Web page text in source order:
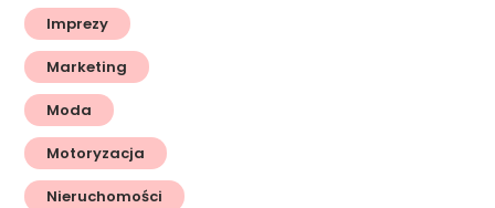
Imprezy
Marketing
Moda
Motoryzacja
Nieruchomości